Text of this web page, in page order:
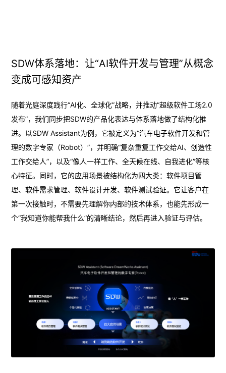
SDW体系落地：让“AI软件开发与管理”从概念
变成可感知资产
随着光庭深度践行“AI化、全球化”战略，并推动“超级软件工场2.0
发布”，我们同步把SDW的产品化表达与体系落地做了结构化推
进。以SDW Assistant为例，它被定义为“汽车电子软件开发和管
理的数字专家（Robot）”，并明确“复杂重复工作交给AI、创造性
工作交给人”，以及“像人一样工作、全天候在线、自我进化”等核
心特征。同时，它的应用场景被结构化为四大类：软件项目管
理、软件需求管理、软件设计开发、软件测试验证。它让客户在
第一次接触时，不需要先理解你内部的技术体系，也能先形成一
个“我知道你能帮我什么”的清晰结论，然后再进入验证与评估。